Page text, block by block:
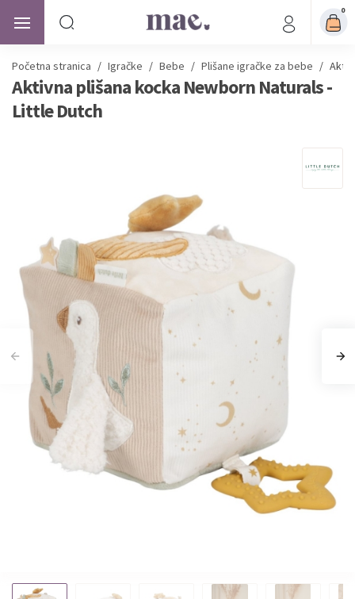
0
Početna stranica / Igračke / Bebe / Plišane igračke za bebe /
Aktivna plišana kocka Newborn Naturals -
Little Dutch